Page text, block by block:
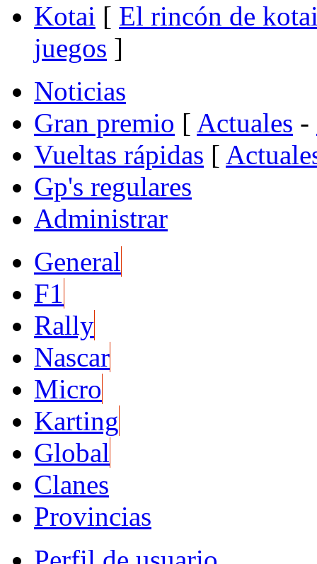
Kotai [ El rincón de
juegos ]
Noticias
Gran premio [ Actuales -
Vueltas rápidas [
Gp's regulares
Administrar
General
F1
Rally
Nascar
Micro
Karting
Global
Clanes
Provincias